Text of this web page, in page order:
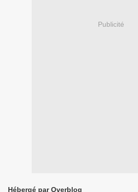
Publicité
Hébergé par Overblog